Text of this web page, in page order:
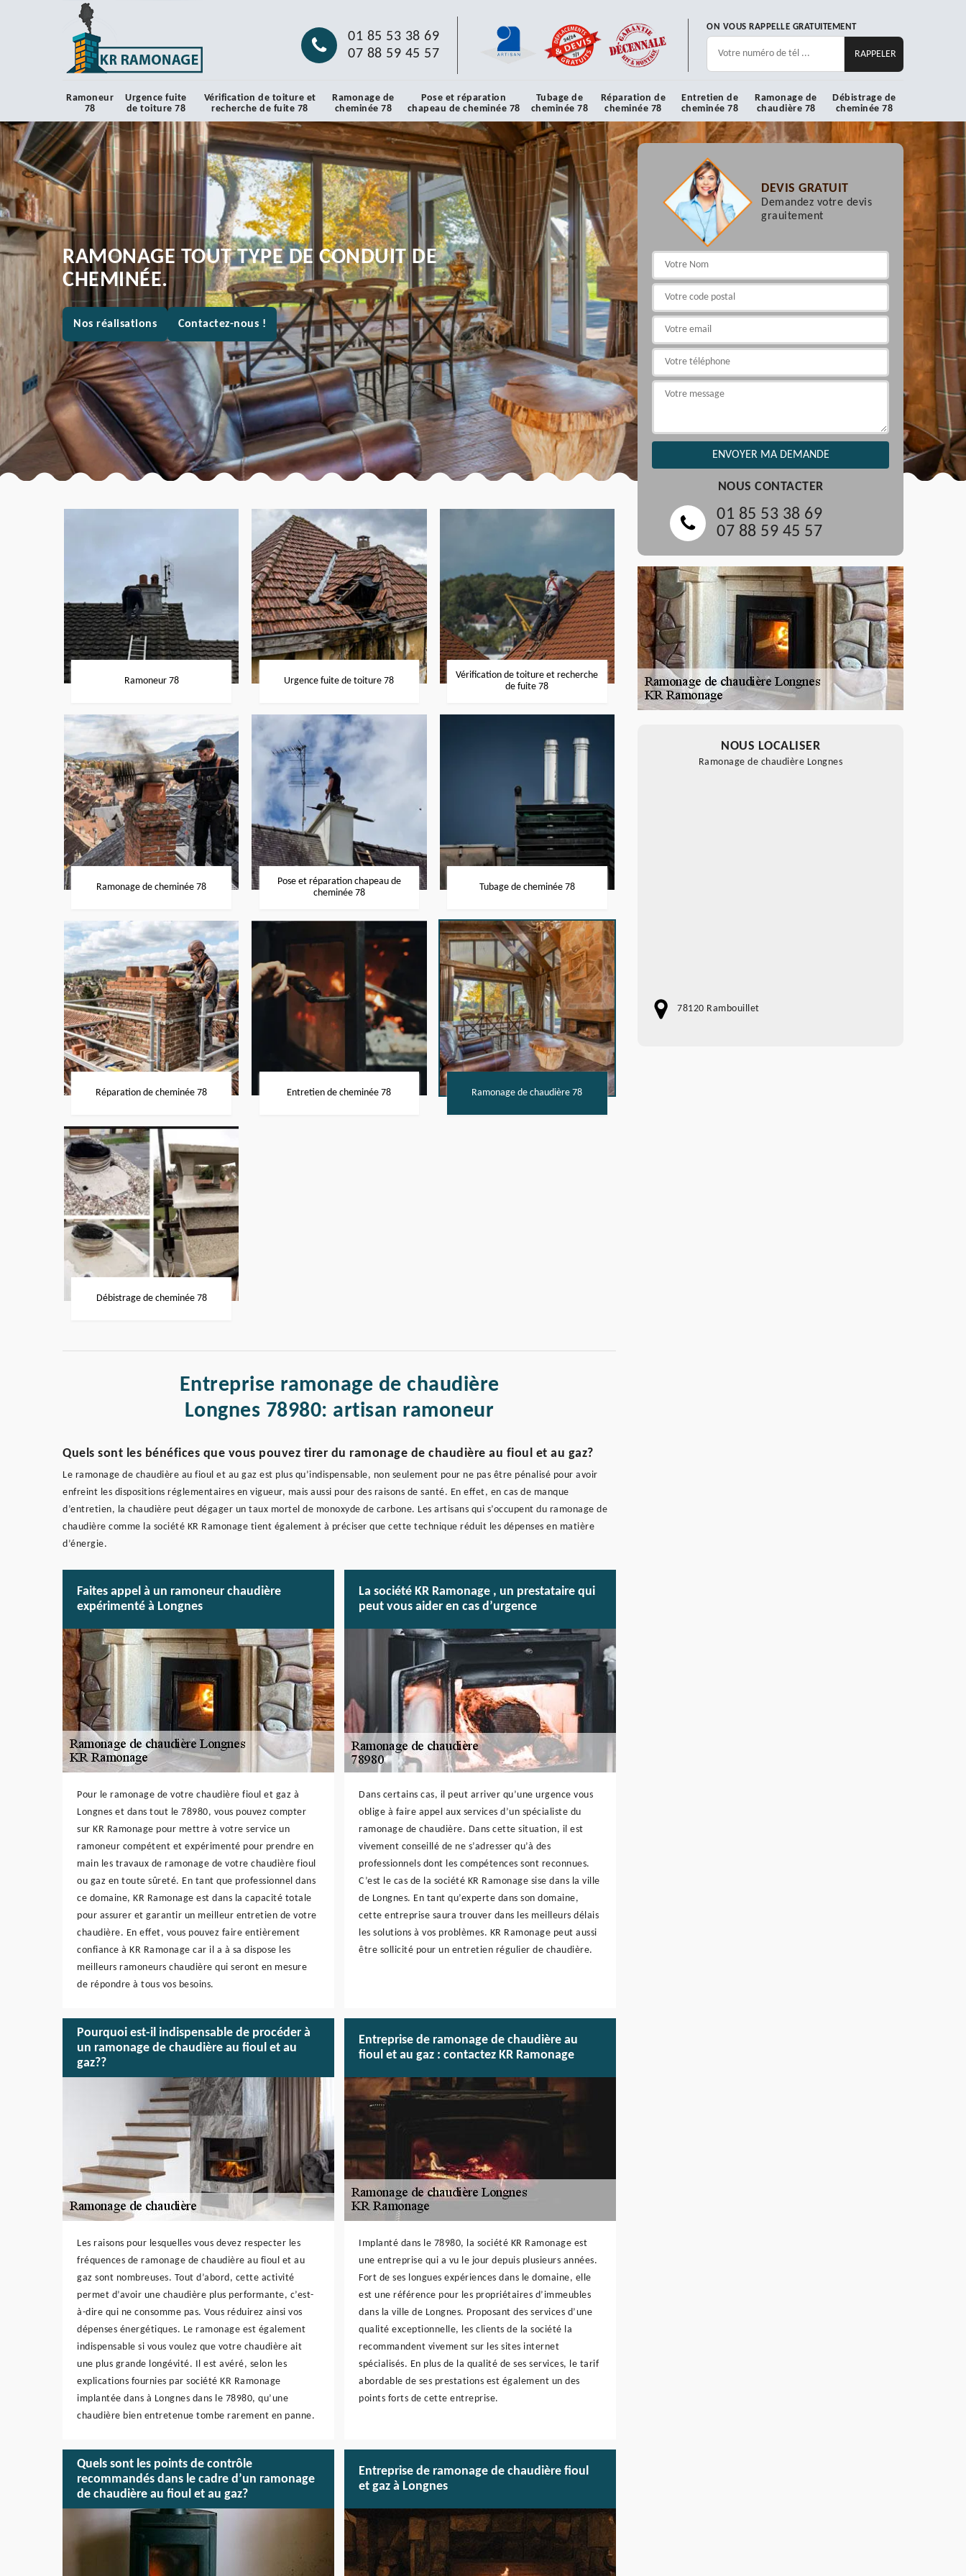
01 85 53 38 69
07 88 59 45 57
ON VOUS RAPPELLE GRATUITEMENT
Ramoneur
78
Urgence fuite
de toiture 78
Vérification de toiture et
recherche de fuite 78
Ramonage de
cheminée 78
Pose et réparation
chapeau de cheminée 78
Tubage de
cheminée 78
Réparation de
cheminée 78
Entretien de
cheminée 78
Ramonage de
chaudière 78
Débistrage de
cheminée 78
RAMONAGE TOUT TYPE DE CONDUIT DE
CHEMINÉE.
Nos réalisations Contactez-nous !
Ramoneur 78 Urgence fuite de toiture 78
Vérification de toiture et recherche
de fuite 78
Ramonage de cheminée 78
Pose et réparation chapeau de
cheminée 78
Tubage de cheminée 78
Réparation de cheminée 78 Entretien de cheminée 78 Ramonage de chaudière 78
Débistrage de cheminée 78
Entreprise ramonage de chaudière
Longnes 78980: artisan ramoneur
Quels sont les bénéfices que vous pouvez tirer du ramonage de chaudière au fioul et au gaz?
Le ramonage de chaudière au fioul et au gaz est plus qu’indispensable, non seulement pour ne pas être pénalisé pour avoir
enfreint les dispositions réglementaires en vigueur, mais aussi pour des raisons de santé. En effet, en cas de manque
d’entretien, la chaudière peut dégager un taux mortel de monoxyde de carbone. Les artisans qui s’occupent du ramonage de
chaudière comme la société KR Ramonage tient également à préciser que cette technique réduit les dépenses en matière
d’énergie.
Faites appel à un ramoneur chaudière
expérimenté à Longnes
Pour le ramonage de votre chaudière fioul et gaz à
Longnes et dans tout le 78980, vous pouvez compter
sur KR Ramonage pour mettre à votre service un
ramoneur compétent et expérimenté pour prendre en
main les travaux de ramonage de votre chaudière fioul
ou gaz en toute sûreté. En tant que professionnel dans
ce domaine, KR Ramonage est dans la capacité totale
pour assurer et garantir un meilleur entretien de votre
chaudière. En effet, vous pouvez faire entièrement
confiance à KR Ramonage car il a à sa dispose les
meilleurs ramoneurs chaudière qui seront en mesure
de répondre à tous vos besoins.
La société KR Ramonage , un prestataire qui
peut vous aider en cas d’urgence
Dans certains cas, il peut arriver qu’une urgence vous
oblige à faire appel aux services d’un spécialiste du
ramonage de chaudière. Dans cette situation, il est
vivement conseillé de ne s’adresser qu’à des
professionnels dont les compétences sont reconnues.
C’est le cas de la société KR Ramonage sise dans la ville
de Longnes. En tant qu’experte dans son domaine,
cette entreprise saura trouver dans les meilleurs délais
les solutions à vos problèmes. KR Ramonage peut aussi
être sollicité pour un entretien régulier de chaudière.
Pourquoi est-il indispensable de procéder à
un ramonage de chaudière au fioul et au
gaz??
Les raisons pour lesquelles vous devez respecter les
fréquences de ramonage de chaudière au fioul et au
gaz sont nombreuses. Tout d’abord, cette activité
permet d’avoir une chaudière plus performante, c’est-
à-dire qui ne consomme pas. Vous réduirez ainsi vos
dépenses énergétiques. Le ramonage est également
indispensable si vous voulez que votre chaudière ait
une plus grande longévité. Il est avéré, selon les
explications fournies par société KR Ramonage
implantée dans à Longnes dans le 78980, qu’une
chaudière bien entretenue tombe rarement en panne.
Entreprise de ramonage de chaudière au
fioul et au gaz : contactez KR Ramonage
Implanté dans le 78980, la société KR Ramonage est
une entreprise qui a vu le jour depuis plusieurs années.
Fort de ses longues expériences dans le domaine, elle
est une référence pour les propriétaires d’immeubles
dans la ville de Longnes. Proposant des services d’une
qualité exceptionnelle, les clients de la société la
recommandent vivement sur les sites internet
spécialisés. En plus de la qualité de ses services, le tarif
abordable de ses prestations est également un des
points forts de cette entreprise.
Quels sont les points de contrôle
recommandés dans le cadre d’un ramonage
de chaudière au fioul et au gaz?
Entreprise de ramonage de chaudière fioul
et gaz à Longnes
DEVIS GRATUIT
Demandez votre devis
grauitement
NOUS CONTACTER
01 85 53 38 69
07 88 59 45 57
NOUS LOCALISER
Ramonage de chaudière Longnes
78120 Rambouillet